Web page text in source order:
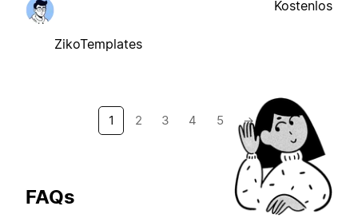
ZikoTemplates
Kostenlos
1 2 3 4 5 →
FAQs